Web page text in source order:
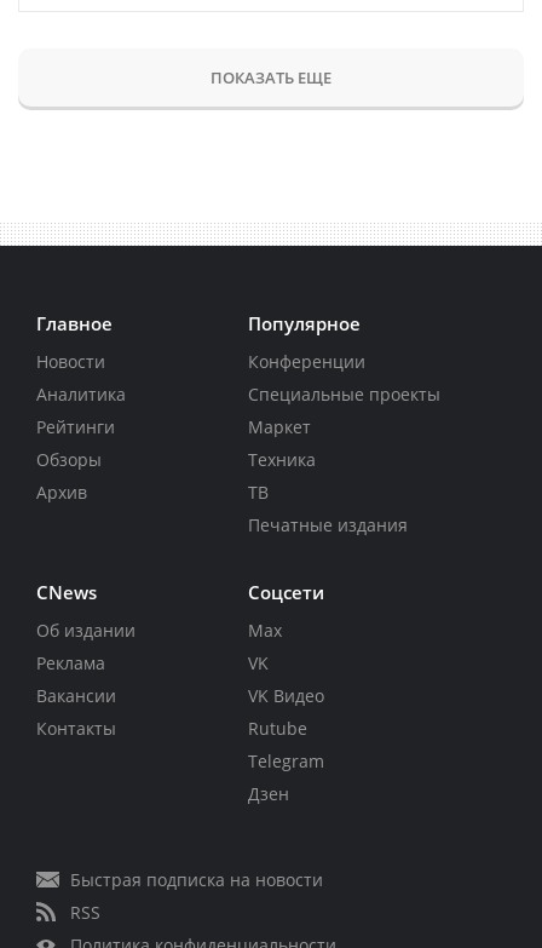
ПОКАЗАТЬ ЕЩЕ
Главное
Новости
Аналитика
Рейтинги
Обзоры
Архив
Популярное
Конференции
Специальные проекты
Маркет
Техника
ТВ
Печатные издания
CNews
Об издании
Реклама
Вакансии
Контакты
Соцсети
Max
VK
VK Видео
Rutube
Telegram
Дзен
Быстрая подписка на новости
RSS